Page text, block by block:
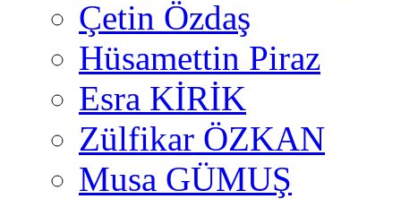
Çetin Özdaş
Hüsamettin Piraz
Esra KİRİK
Zülfikar ÖZKAN
Musa GÜMUŞ